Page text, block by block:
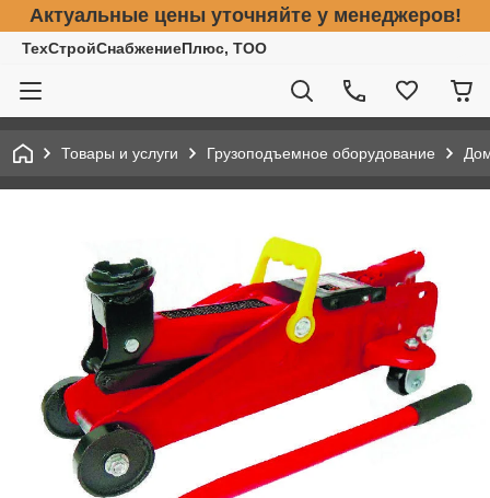
Актуальные цены уточняйте у менеджеров!
ТехСтройСнабжениеПлюс, ТОО
Товары и услуги Грузоподъемное оборудование